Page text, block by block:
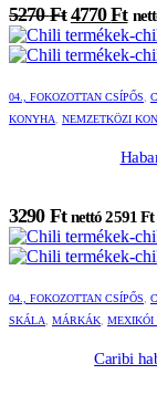
5270Ft Original
price
was:
4770Ft
is:
04., FOKOZOTTAN CSÍPŐS
KONYHA
NEMZETKÖZI
3290 Ft nettó2591 Ft
04., FOKOZOTTAN CSÍPŐS
SKÁLA
MÁRKÁK MEXIKÓI
Caribi